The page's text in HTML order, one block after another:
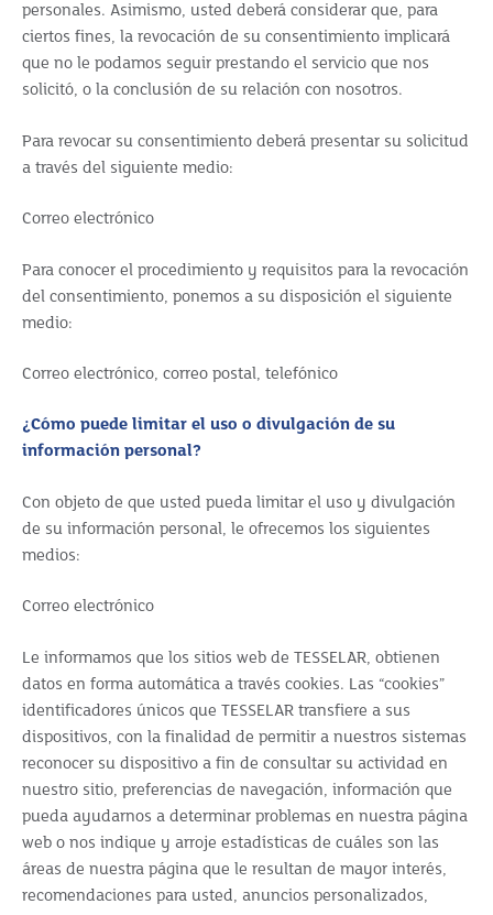
personales. Asimismo, usted deberá considerar que, para
ciertos fines, la revocación de su consentimiento implicará
que no le podamos seguir prestando el servicio que nos
solicitó, o la conclusión de su relación con nosotros.
Para revocar su consentimiento deberá presentar su solicitud
a través del siguiente medio:
Correo electrónico
Para conocer el procedimiento y requisitos para la revocación
del consentimiento, ponemos a su disposición el siguiente
medio:
Correo electrónico, correo postal, telefónico
¿Cómo puede limitar el uso o divulgación de su
información personal?
Con objeto de que usted pueda limitar el uso y divulgación
de su información personal, le ofrecemos los siguientes
medios:
Correo electrónico
Le informamos que los sitios web de TESSELAR, obtienen
datos en forma automática a través cookies. Las “cookies”
identificadores únicos que TESSELAR transfiere a sus
dispositivos, con la finalidad de permitir a nuestros sistemas
reconocer su dispositivo a fin de consultar su actividad en
nuestro sitio, preferencias de navegación, información que
pueda ayudarnos a determinar problemas en nuestra página
web o nos indique y arroje estadísticas de cuáles son las
áreas de nuestra página que le resultan de mayor interés,
recomendaciones para usted, anuncios personalizados,